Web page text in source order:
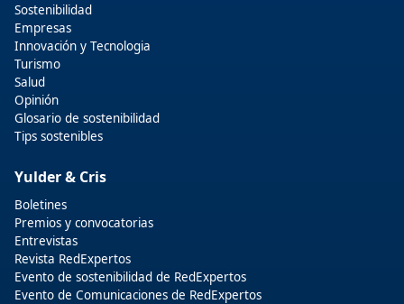
Sostenibilidad
Empresas
Innovación y Tecnologia
Turismo
Salud
Opinión
Glosario de sostenibilidad
Tips sostenibles
Yulder & Cris
Boletines
Premios y convocatorias
Entrevistas
Revista RedExpertos
Evento de sostenibilidad de RedExpertos
Evento de Comunicaciones de RedExpertos